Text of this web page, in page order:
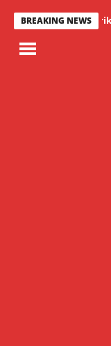
BREAKING NEWS
Gelar Pemeriksaan